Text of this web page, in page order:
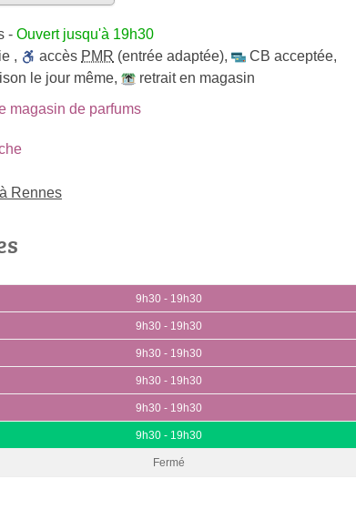
- Ouvert jusqu'à 19h30
, accès PMR (entrée adaptée), CB acceptée,
le jour même,
retrait en magasin
magasin de parfums
Rennes
9h30 - 19h30
9h30 - 19h30
9h30 - 19h30
9h30 - 19h30
9h30 - 19h30
9h30 - 19h30
Fermé